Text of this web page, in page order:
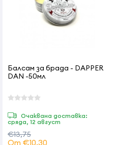
Балсам за брада - DAPPER
DAN -50мл
Очаквана доставка:
сряда, 12 август
€13,75
От €10,30